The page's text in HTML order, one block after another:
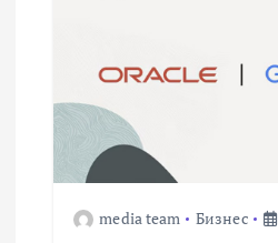
media team Бизнес